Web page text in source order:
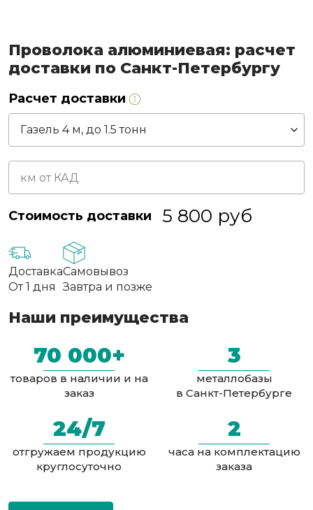
Проволока алюминиевая: расчет
доставки по Санкт-Петербургу
Расчет доставки
Стоимость доставки 5 800 руб
Доставка
От 1 дня
Самовывоз
Завтра и позже
Наши преимущества
70 000+
товаров в наличии и на
заказ
3
металлобазы
в Санкт-Петербурге
24/7
отгружаем продукцию
круглосуточно
2
часа на комплектацию
заказа